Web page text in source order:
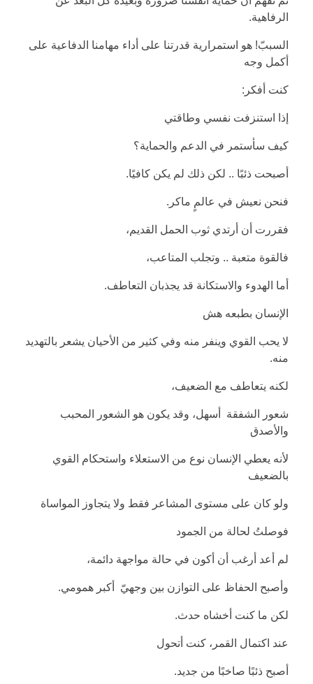
الرفاهية.
السببّ! هو استمرارية قدرتنا على أداء مهامنا الدفاعية على
أكمل وجه
كنت أفكر:
إذا استنزفت نفسي وطاقتي
كيف سأستمر في الدعم والحماية؟
أصبحت ذئبًا .. لكن ذلك لم يكن كافيًا.
فنحن نعيش في عالمٍ ماكر.
فقررت أن أرتدي ثوب الحمل القديم،
فالقوة متعبة .. وتجلب المتاعب،
أما الهدوء والاستكانة قد يجذبان التعاطف.
الإنسان بطبعه هش
لا يحب القوي وينفر منه وفي كثير من الأحيان يشعر بالتهديد
منه.
لكنه يتعاطف مع الضعيف،
شعور الشفقة أسهل، وقد يكون هو الشعور المحبب
والأصدق
لأنه يعطي الإنسان نوع من الاستعلاء واستحكام القوي
بالضعيف
ولو كان على مستوى المشاعر فقط ولا يتجاوز المواساة
فوصلتُ لحالة من الجمود
لم أعد أرغب أن أكون في حالة مواجهة دائمة،
وأصبح الحفاظ على التوازن بين وجهيّ أكبر همومي.
لكن ما كنت أخشاه حدث.
عند اكتمال القمر، كنت أتحول
أصبح ذئبًا صاخبًا من جديد.